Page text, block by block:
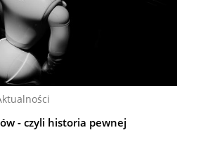
- czyli historia pewnej